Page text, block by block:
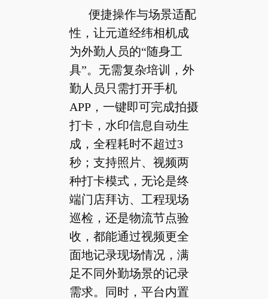
便捷操作与场景适配
性，让元道经纬相机成
为外勤人员的“随身工
具”。无需复杂培训，外
勤人员只需打开手机
APP，一键即可完成拍摄
打卡，水印信息自动生
成，全程耗时不超过3
秒；支持照片、视频两
种打卡模式，无论是终
端门店拜访、工程现场
巡检，还是物流节点验
收，都能通过视频更全
面地记录现场情况，满
足不同外勤场景的记录
需求。同时，平台内置